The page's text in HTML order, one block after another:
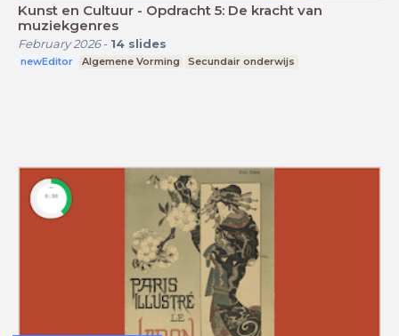
Kunst en Cultuur - Opdracht 5: De kracht van
muziekgenres
February 2026- 14 slides
newEditor Algemene Vorming Secundair onderwijs